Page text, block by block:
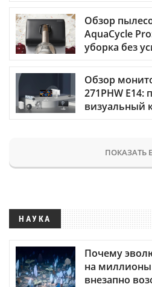
Обзор
AquaCycle
уборка без
Обзор
271PHW E14:
визуальный
ПОКАЗАТЬ
НАУКА
Почему
на
внезапно